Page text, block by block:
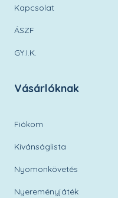
Kapcsolat
ÁSZF
GY.I.K.
Vásárlóknak
Fiókom
Kívánságlista
Nyomonkövetés
Nyereményjáték